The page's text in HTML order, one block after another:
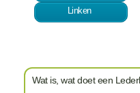
Linken
Wat is, wat doet een